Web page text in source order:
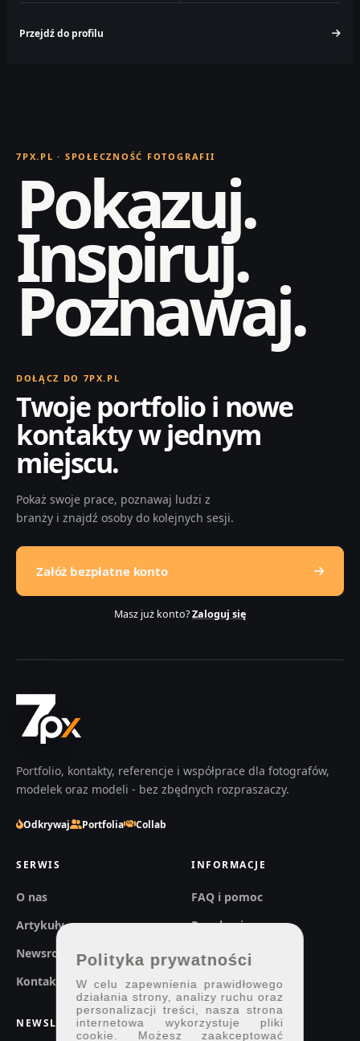
Przejdź do profilu
7PX.PL · SPOŁECZNOŚĆ FOTOGRAFII
Pokazuj.
Inspiruj.
Poznawaj.
DOŁĄCZ DO 7PX.PL
Twoje portfolio i nowe
kontakty w jednym
miejscu.
Pokaż swoje prace, poznawaj ludzi z
branży i znajdź osoby do kolejnych sesji.
Załóż bezpłatne konto
Masz już konto?Zaloguj się
Portfolio, kontakty, referencje i współprace dla fotografów,
modelek oraz modeli - bez zbędnych rozpraszaczy.
Odkrywaj Portfolia Collab
SERWIS
O nas
Artykuły
Newsroom
Kontakt
INFORMACJE
FAQ i pomoc
Regulaminy
Prywatność
NEWSLETTER
Polityka prywatności
W celu zapewnienia prawidłowego
działania strony, analizy ruchu oraz
personalizacji treści, nasza strona
internetowa wykorzystuje pliki
cookie. Możesz zaakceptować